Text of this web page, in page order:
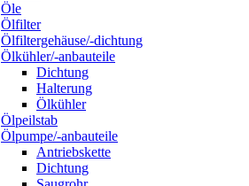
Öle
Ölfilter
Ölfiltergehäuse/-dichtung
Ölkühler/-anbauteile
Dichtung
Halterung
Ölkühler
Ölpeilstab
Ölpumpe/-anbauteile
Antriebskette
Dichtung